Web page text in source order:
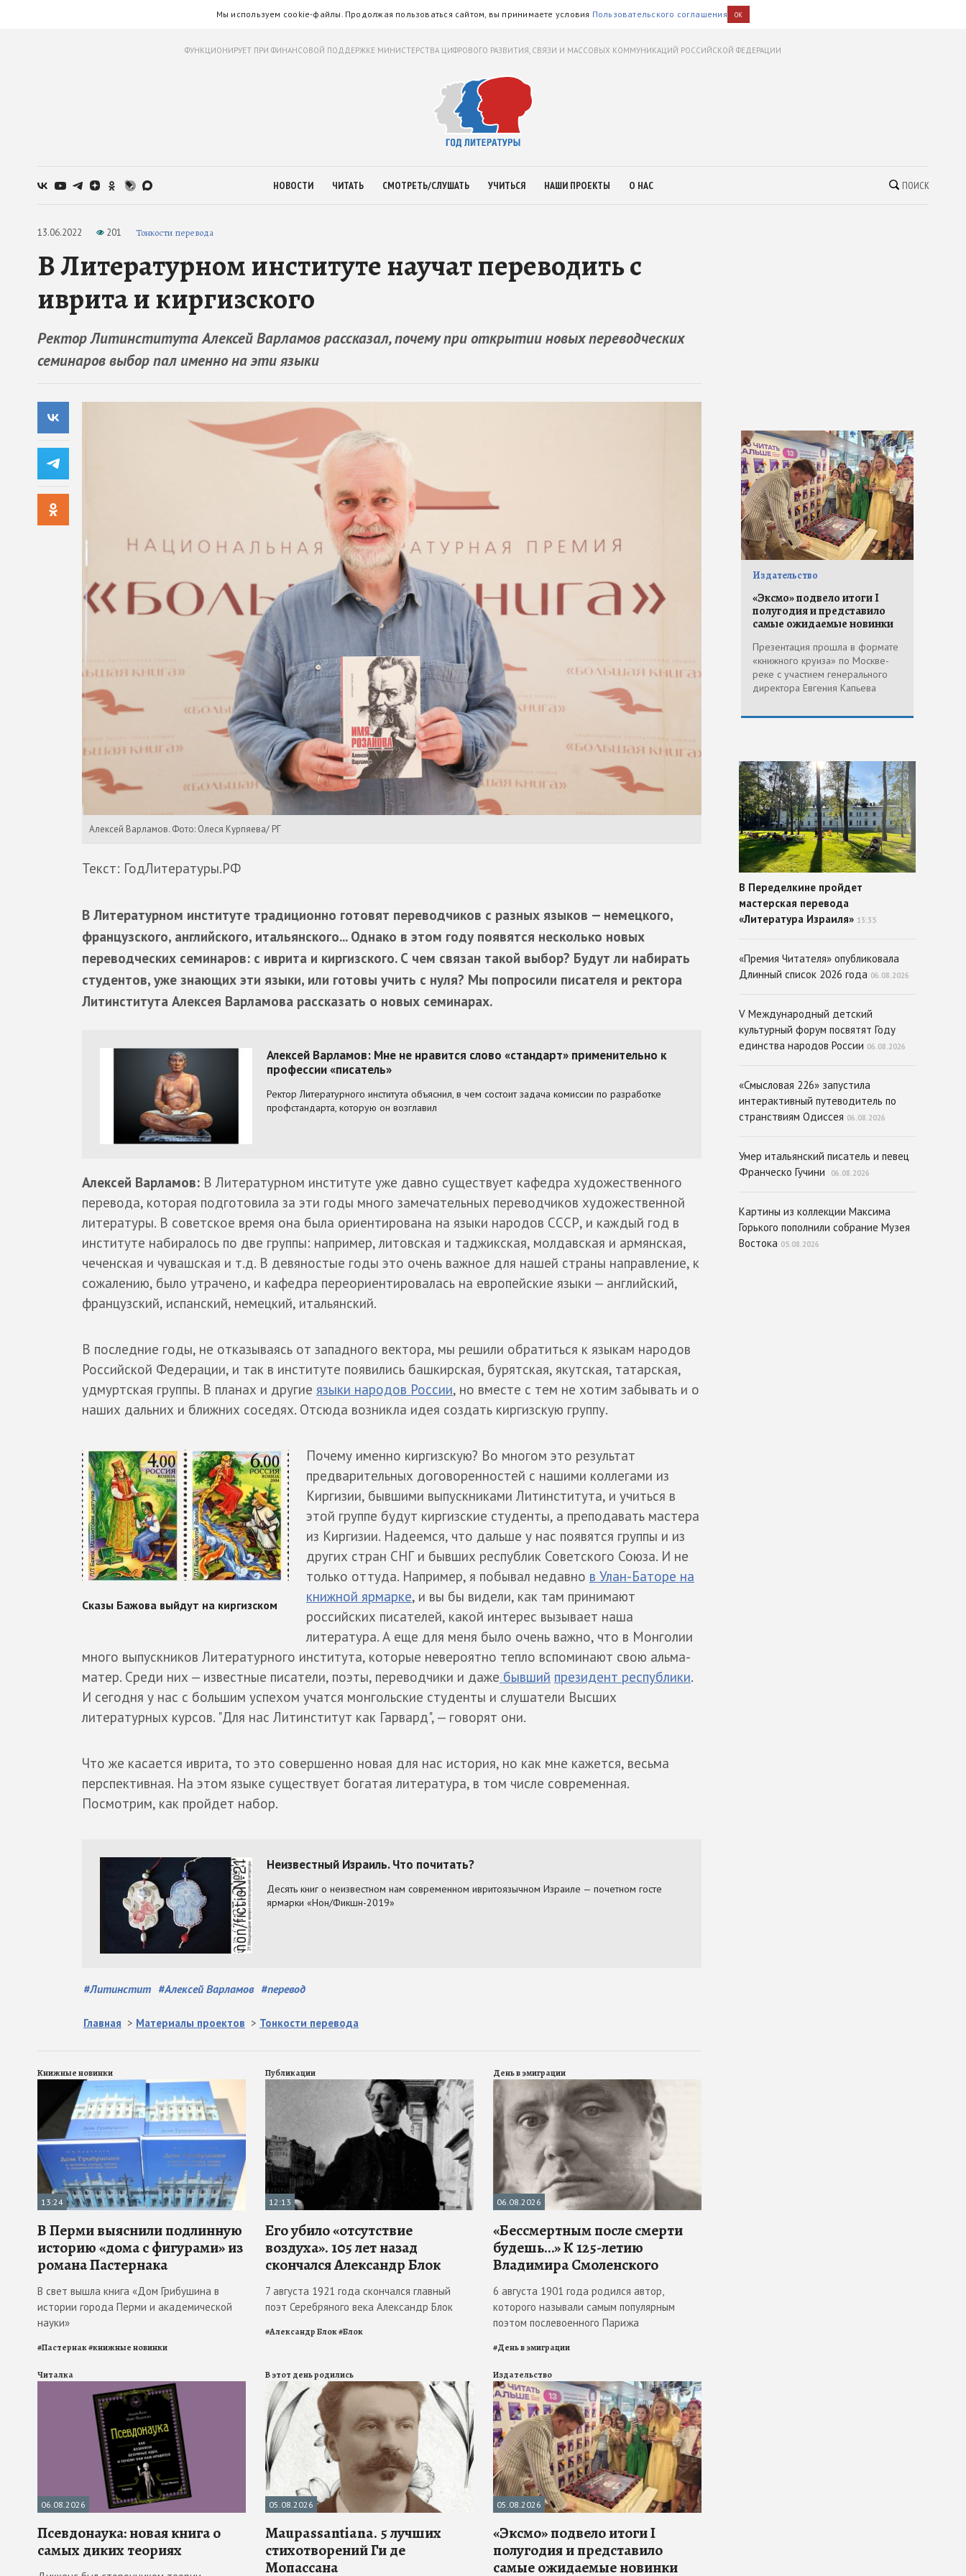
Мы используем cookie-файлы. Продолжая пользоваться сайтом, вы принимаете условия Пользовательского соглашения OK
ФУНКЦИОНИРУЕТ ПРИ ФИНАНСОВОЙ ПОДДЕРЖКЕ МИНИСТЕРСТВА ЦИФРОВОГО РАЗВИТИЯ, СВЯЗИ И МАССОВЫХ КОММУНИКАЦИЙ РОССИЙСКОЙ ФЕДЕРАЦИИ
НОВОСТИ ЧИТАТЬ СМОТРЕТЬ/СЛУШАТЬ УЧИТЬСЯ НАШИ ПРОЕКТЫ О НАС ПОИСК
13.06.2022 201 Тонкости перевода
В Литературном институте научат переводить с
иврита и киргизского
Ректор Литинститута Алексей Варламов рассказал, почему при открытии новых переводческих
семинаров выбор пал именно на эти языки
Алексей Варламов. Фото: Олеся Курпяева/ РГ
Текст: ГодЛитературы.РФ
В Литературном институте традиционно готовят переводчиков с разных языков — немецкого,
французского, английского, итальянского... Однако в этом году появятся несколько новых
переводческих семинаров: с иврита и киргизского. С чем связан такой выбор? Будут ли набирать
студентов, уже знающих эти языки, или готовы учить с нуля? Мы попросили писателя и ректора
Литинститута Алексея Варламова рассказать о новых семинарах.
Алексей Варламов: В Литературном институте уже давно существует кафедра художественного
перевода, которая подготовила за эти годы много замечательных переводчиков художественной
литературы. В советское время она была ориентирована на языки народов СССР, и каждый год в
институте набиралось по две группы: например, литовская и таджикская, молдавская и армянская,
чеченская и чувашская и т.д. В девяностые годы это очень важное для нашей страны направление, к
сожалению, было утрачено, и кафедра переориентировалась на европейские языки — английский,
французский, испанский, немецкий, итальянский.
В последние годы, не отказываясь от западного вектора, мы решили обратиться к языкам народов
Российской Федерации, и так в институте появились башкирская, бурятская, якутская, татарская,
удмуртская группы. В планах и другие языки народов России, но вместе с тем не хотим забывать и о
наших дальних и ближних соседях. Отсюда возникла идея создать киргизскую группу.
Почему именно киргизскую? Во многом это результат
предварительных договоренностей с нашими коллегами из
Киргизии, бывшими выпускниками Литинститута, и учиться в
этой группе будут киргизские студенты, а преподавать мастера
из Киргизии. Надеемся, что дальше у нас появятся группы и из
других стран СНГ и бывших республик Советского Союза. И не
только оттуда. Например, я побывал недавно в Улан-Баторе на
книжной ярмарке, и вы бы видели, как там принимают
российских писателей, какой интерес вызывает наша
литература. А еще для меня было очень важно, что в Монголии
много выпускников Литературного института, которые невероятно тепло вспоминают свою альма-
матер. Среди них — известные писатели, поэты, переводчики и даже бывший президент республики.
И сегодня у нас с большим успехом учатся монгольские студенты и слушатели Высших
литературных курсов. "Для нас Литинститут как Гарвард", — говорят они.
Что же касается иврита, то это совершенно новая для нас история, но как мне кажется, весьма
перспективная. На этом языке существует богатая литература, в том числе современная.
Посмотрим, как пройдет набор.
#Литинстит #Алексей Варламов #перевод
Главная > Материалы проектов > Тонкости перевода
Книжные новинки
13:24
В Перми выяснили подлинную
историю «дома с фигурами» из
романа Пастернака
В свет вышла книга «Дом Грибушина в
истории города Перми и академической
науки»
#Пастернак#книжные новинки
Публикации
12:13
Его убило «отсутствие
воздуха». 105 лет назад
скончался Александр Блок
7 августа 1921 года скончался главный
поэт Серебряного века Александр Блок
#Александр Блок#Блок
День в эмиграции
06.08.2026
«Бессмертным после смерти
будешь…» К 125-летию
Владимира Смоленского
6 августа 1901 года родился автор,
которого называли самым популярным
поэтом послевоенного Парижа
#День в эмиграции
Читалка
06.08.2026
Псевдонаука: новая книга о
самых диких теориях
В этот день родились
05.08.2026
Maupassantiana. 5 лучших
стихотворений Ги де
Мопассана
Издательство
05.08.2026
«Эксмо» подвело итоги I
полугодия и представило
самые ожидаемые новинки
Издательство
«Эксмо» подвело итоги I
полугодия и представило
самые ожидаемые новинки
Презентация прошла в формате
«книжного круиза» по Москве-
реке с участием генерального
директора Евгения Капьева
В Переделкине пройдет
мастерская перевода
«Литература Израиля» 13:35
«Премия Читателя» опубликовала
Длинный список 2026 года 06.08.2026
V Международный детский
культурный форум посвятят Году
единства народов России 06.08.2026
«Смысловая 226» запустила
интерактивный путеводитель по
странствиям Одиссея 06.08.2026
Умер итальянский писатель и певец
Франческо Гучини
06.08.2026
Картины из коллекции Максима
Горького пополнили собрание Музея
Востока 05.08.2026